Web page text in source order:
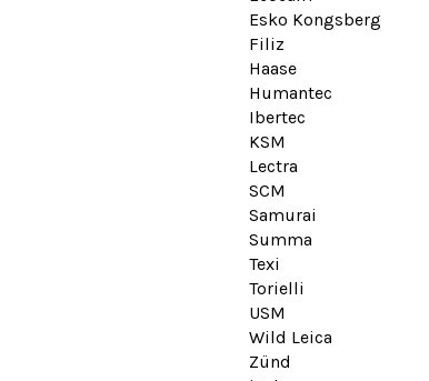
Esko Kongsberg
Filiz
Haase
Humantec
Ibertec
KSM
Lectra
SCM
Samurai
Summa
Texi
Torielli
USM
Wild Leica
Zünd